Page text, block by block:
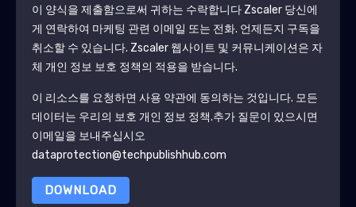
이 양식을 제출함으로써 귀하는 수락합니다 Zscaler당신에
게 연락하여 마케팅 관련 이메일 또는 전화. 언제든지 구독을
취소할 수 있습니다. Zscaler웹사이트 및 커뮤니케이션은 자
체 개인 정보 보호 정책의 적용을 받습니다.
이 리소스를 요청하면 사용 약관에 동의하는 것입니다. 모든
데이터는 우리의 보호 개인 정보 정책.추가 질문이 있으시면
이메일을 보내주십시오
dataprotection@techpublishhub.com
DOWNLOAD